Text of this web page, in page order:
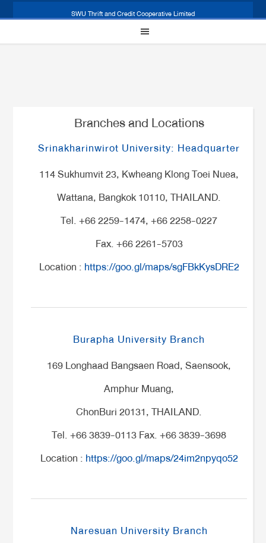
SWU Thrift and Credit Cooperative Limited
Branches and Locations
Srinakharinwirot University: Headquarter
114 Sukhumvit 23, Kwheang Klong Toei Nuea,
Wattana, Bangkok 10110, THAILAND.
Tel. +66 2259-1474, +66 2258-0227
Fax. +66 2261-5703
Location : https://goo.gl/maps/sgFBkKysDRE2
Burapha University Branch
169 Longhaad Bangsaen Road, Saensook,
Amphur Muang,
ChonBuri 20131, THAILAND.
Tel. +66 3839-0113 Fax. +66 3839-3698
Location : https://goo.gl/maps/24im2npyqo52
Naresuan University Branch